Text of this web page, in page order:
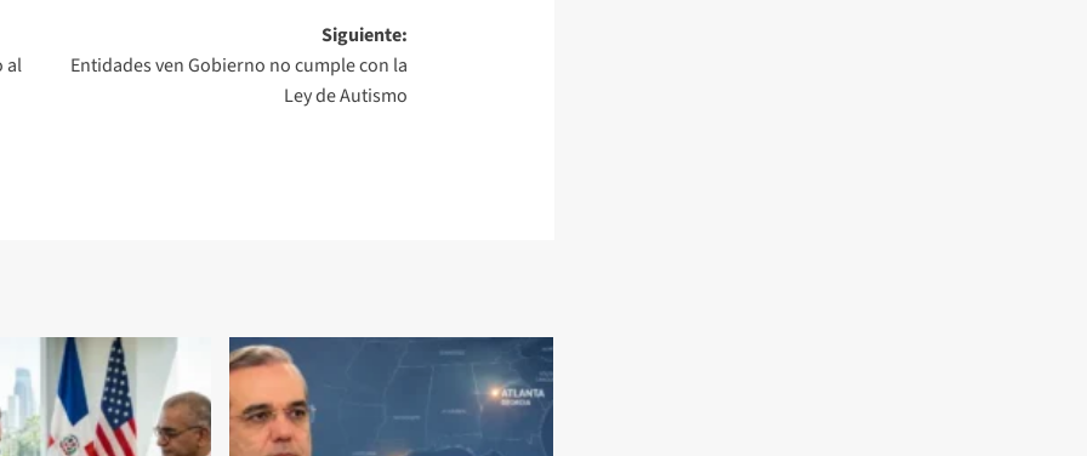
al
Siguiente:
Entidades ven Gobierno no cumple con la
Ley de Autismo